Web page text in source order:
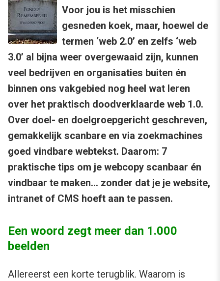
Voor jou is het misschien
gesneden koek, maar, hoewel de
termen ‘web 2.0’ en zelfs ‘web
3.0’ al bijna weer overgewaaid zijn, kunnen
veel bedrijven en organisaties buiten én
binnen ons vakgebied nog heel wat leren
over het praktisch doodverklaarde web 1.0.
Over doel- en doelgroepgericht geschreven,
gemakkelijk scanbare en via zoekmachines
goed vindbare webtekst. Daarom: 7
praktische tips om je webcopy scanbaar én
vindbaar te maken… zonder dat je je website,
intranet of CMS hoeft aan te passen.
Een woord zegt meer dan 1.000
beelden
Allereerst een korte terugblik. Waarom is